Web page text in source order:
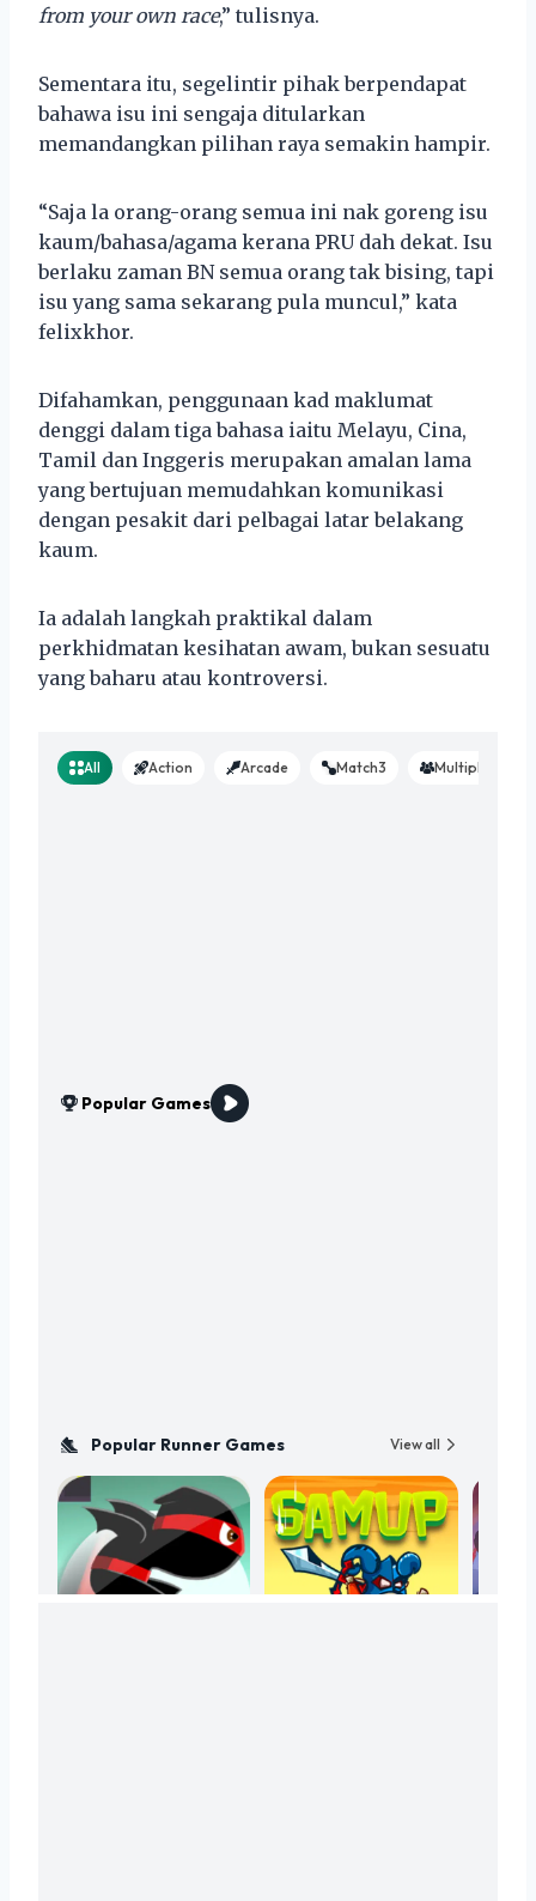
from your own race,” tulisnya.
Sementara itu, segelintir pihak berpendapat
bahawa isu ini sengaja ditularkan
memandangkan pilihan raya semakin hampir.
“Saja la orang-orang semua ini nak goreng isu
kaum/bahasa/agama kerana PRU dah dekat. Isu
berlaku zaman BN semua orang tak bising, tapi
isu yang sama sekarang pula muncul,” kata
felixkhor.
Difahamkan, penggunaan kad maklumat
denggi dalam tiga bahasa iaitu Melayu, Cina,
Tamil dan Inggeris merupakan amalan lama
yang bertujuan memudahkan komunikasi
dengan pesakit dari pelbagai latar belakang
kaum.
Ia adalah langkah praktikal dalam
perkhidmatan kesihatan awam, bukan sesuatu
yang baharu atau kontroversi.